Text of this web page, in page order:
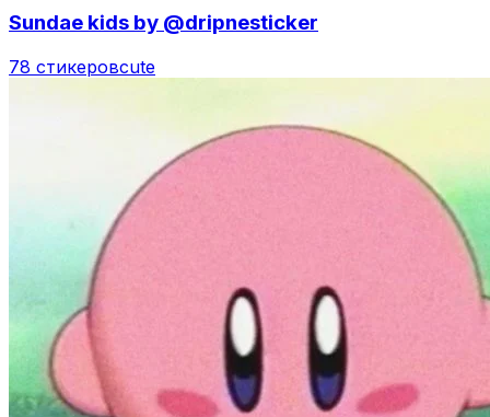
Sundae kids by @dripnesticker
78 стикеровcute